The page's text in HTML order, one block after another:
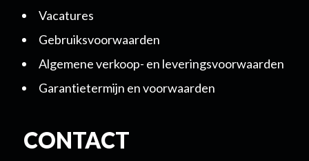
Vacatures
Gebruiksvoorwaarden
Algemene verkoop- en leveringsvoorwaarden
Garantietermijn en voorwaarden
CONTACT